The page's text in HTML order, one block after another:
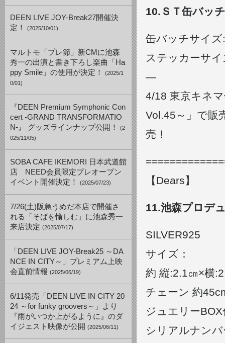
DEEN LIVE JOY-Break27開催決
定！
(2025/10/01)
マルトモ「プレ節」新CMに池森
秀一の出演と書き下ろし楽曲「Ha
ppy Smile」の使用が決定！
(2025/1
0/01)
『DEEN Premium Symphonic Con
cert -GRAND TRANSFORMATIO
N-』 グッズラインナップ公開！
(2
025/11/05)
SOBA CAFE IKEMORI 日本武道館
店 NEED会員限定プレオープン
イベント開催決定！
(2025/07/23)
7/26(土)阪急うめだ本店で開催さ
れる「そばを愉しむ」に池森秀一
来店決定 (2025/07/17)
「DEEN LIVE JOY-Break25 ～DA
NCE IN CITY～」プレミアム上映
会直前情報 (2025/06/19)
6/11発売「DEEN LIVE IN CITY 20
24 ～for funky groovers～」より
『雨がいつか上がるように』のダ
イジェスト映像が公開 (2025/06/11)
10.ＳＴ缶バッ
缶バッチサイズ
ステッカーサ
—
4/18 東京キネ
Vol.45～」で販
売！
【Dears】
11.池森プロデ
SILVER925
サイズ：
約 縦:2.1㎝×横
チェーン 約
ジュエリーBOX
シリアルナン